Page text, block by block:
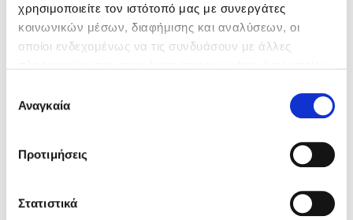
χρησιμοποιείτε τον ιστότοπό μας με συνεργάτες
κοινωνικών μέσων, διαφήμισης και αναλύσεων, οι
οποίοι ενδεχομένως να τις συνδυάσουν με άλλες
των υπηρεσιών τους.
συγκατάθεσης
Αναγκαία
Προτιμήσεις
Στατιστικά